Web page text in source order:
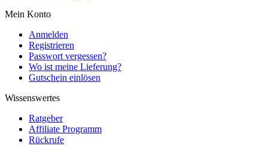
Mein Konto
Anmelden
Registrieren
Passwort vergessen?
Wo ist meine Lieferung?
Gutschein einlösen
Wissenswertes
Ratgeber
Affiliate Programm
Rückrufe